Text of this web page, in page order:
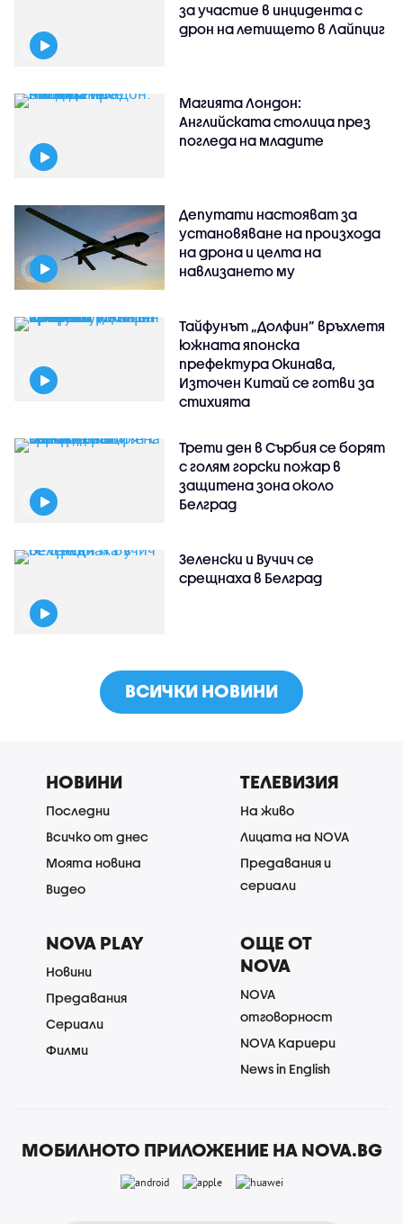
за участие в инцидента с
дрон на летището в Лайпциг
Магията Лондон:
Английската столица през
погледа на младите
Депутати настояват за
установяване на произхода
на дрона и целта на
навлизането му
Тайфунът „Долфин” връхлетя
южната японска
префектура Окинава,
Източен Китай се готви за
стихията
Трети ден в Сърбия се борят
с голям горски пожар в
защитена зона около
Белград
Зеленски и Вучич се
срещнаха в Белград
ВСИЧКИ НОВИНИ
НОВИНИ
Последни
Всичко от днес
Моята новина
Видео
ТЕЛЕВИЗИЯ
На живо
Лицата на NOVA
Предавания и
сериали
NOVA PLAY
Новини
Предавания
Сериали
Филми
ОЩЕ ОТ
NOVA
NOVA
отговорност
NOVA Кариери
News in English
МОБИЛНОТО ПРИЛОЖЕНИЕ НА NOVA.BG